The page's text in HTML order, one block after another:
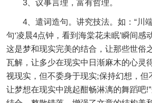
3、议事言理，富有哲理。
4、遣词造句。讲究技法。如：“川
句‘凌晨4点钟，看到海棠花未眠’瞬间感
这是梦和现实完美的结合，让那些世俗
瓦解，让多少在现实中日渐麻木的心灵
视现实，但不委身于现实;保持幻想，但
让梦想在现实中跳起酣畅淋漓的舞蹈吧